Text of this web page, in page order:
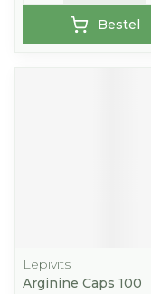
Bestel
Lepivits
Arginine Caps 100